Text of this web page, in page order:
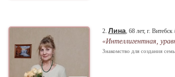
2. Лина, 68 лет, г. Витебск /
«Интеллигентная,
Знакомство для создания